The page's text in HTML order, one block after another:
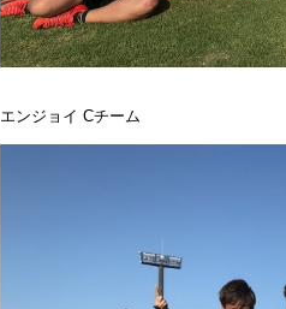
エンジョイ Cチーム